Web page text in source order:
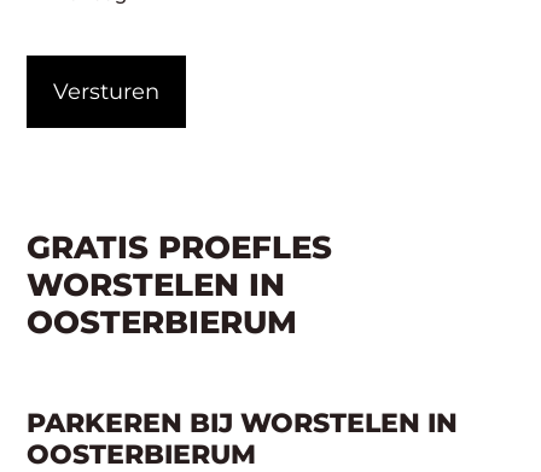
GRATIS PROEFLES
WORSTELEN IN
OOSTERBIERUM
PARKEREN BIJ WORSTELEN IN
OOSTERBIERUM